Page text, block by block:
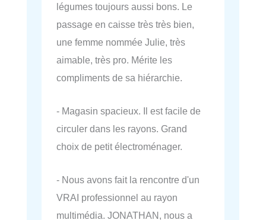
légumes toujours aussi bons. Le
passage en caisse très très bien,
une femme nommée Julie, très
aimable, très pro. Mérite les
compliments de sa hiérarchie.
- Magasin spacieux. Il est facile de
circuler dans les rayons. Grand
choix de petit électroménager.
- Nous avons fait la rencontre d'un
VRAI professionnel au rayon
multimédia. JONATHAN, nous a